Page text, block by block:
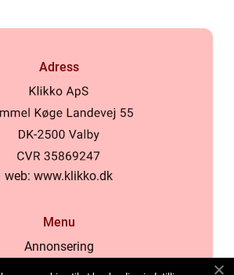
Adress
web: www.klikko.dk
Menu
Annonsering